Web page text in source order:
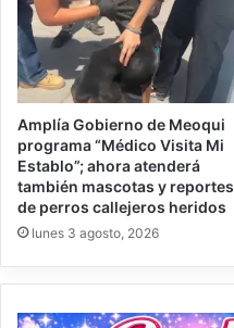
Amplía Gobierno de Meoqui
programa “Médico Visita Mi
Establo”; ahora atenderá
también mascotas y reportes
de perros callejeros heridos
lunes 3 agosto, 2026